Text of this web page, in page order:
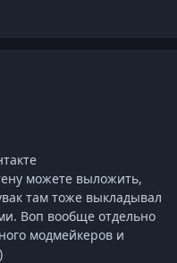
можете выложить,
там тоже выкладывал
Воп вообще отдельно
модмейкеров и